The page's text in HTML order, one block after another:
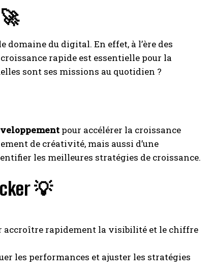
domaine du digital. En effet, à l’ère des
rapide est essentielle pour la
sont ses missions au quotidien ?
pour accélérer la croissance
de créativité, mais aussi d’une
les meilleures stratégies de croissance.
💡
accroître rapidement la visibilité et le chiffre
les performances et ajuster les stratégies